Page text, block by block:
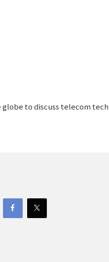
globe to discuss telecom